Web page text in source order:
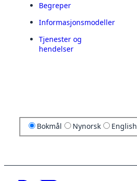
Begreper
Informasjonsmodeller
Tjenester og
hendelser
Bokmål Nynorsk English